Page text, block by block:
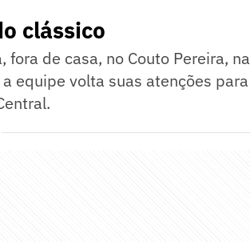
clássico
de casa, no Couto Pereira, na
equipe volta suas atenções para